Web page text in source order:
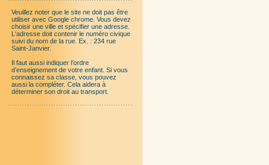
Veuillez noter que le site ne doit pas être
utiliser avec Google chrome. Vous devez
choisir une ville et spécifier une adresse.
L'adresse doit contenir le numéro civique
suivi du nom de la rue. Ex. : 234 rue
Saint-Janvier.
Il faut aussi indiquer l’ordre
d’enseignement de votre enfant. Si vous
connaissez sa classe, vous pouvez
aussi la compléter. Cela aidera à
déterminer son droit au transport.